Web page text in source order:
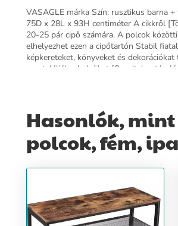
VASAGLE márka Szín: rusztikus barna
75D x 28L x 93H centiméter A cikkről
20-25 pár cipő számára. A polcok
elhelyezhet ezen a cipőtartón Stabil
képkereteket, könyveket és
megtalálják a helyüket [Gondtalan
csavarokkal különböző lyukakhoz
világos utasítások, amelyek
További információ>>
Hasonlók, mint
polcok, fém,